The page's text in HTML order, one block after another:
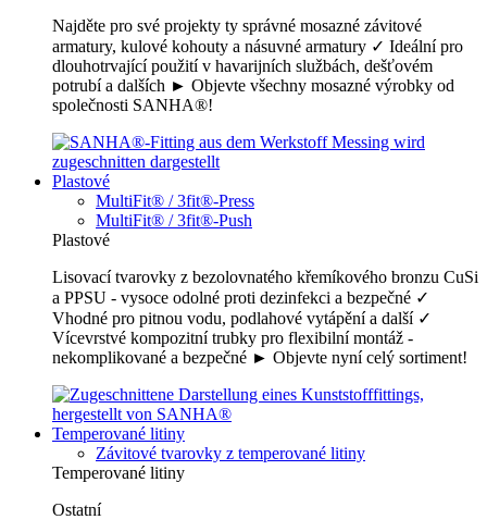
Najděte pro své projekty ty správné mosazné závitové
armatury, kulové kohouty a násuvné armatury ✓ Ideální pro
dlouhotrvající použití v havarijních službách, dešťovém
potrubí a dalších ► Objevte všechny mosazné výrobky od
společnosti SANHA®!
Plastové
MultiFit® / 3fit®-Press
MultiFit® / 3fit®-Push
Plastové
Lisovací tvarovky z bezolovnatého křemíkového bronzu CuSi
a PPSU - vysoce odolné proti dezinfekci a bezpečné ✓
Vhodné pro pitnou vodu, podlahové vytápění a další ✓
Vícevrstvé kompozitní trubky pro flexibilní montáž -
nekomplikované a bezpečné ► Objevte nyní celý sortiment!
Temperované litiny
Závitové tvarovky z temperované litiny
Temperované litiny
Ostatní